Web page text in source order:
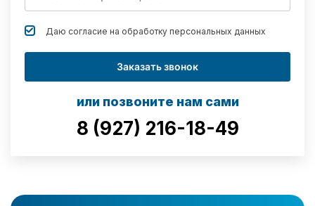
Даю согласие на обработку персональных данных
Заказать звонок
или позвоните нам сами
8 (927) 216-18-49